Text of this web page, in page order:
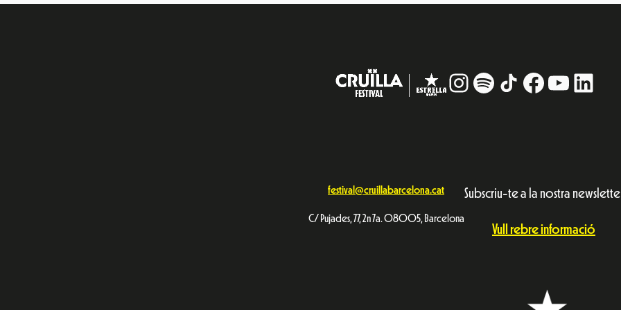
Instagram
# TikTokFacebook
YouTube
festival@cruillabarcelona.cat
C/ Pujades, 77, 2n 7a. 08005, Barcelona
Subscriu-te a la nostra
Vull rebre informació